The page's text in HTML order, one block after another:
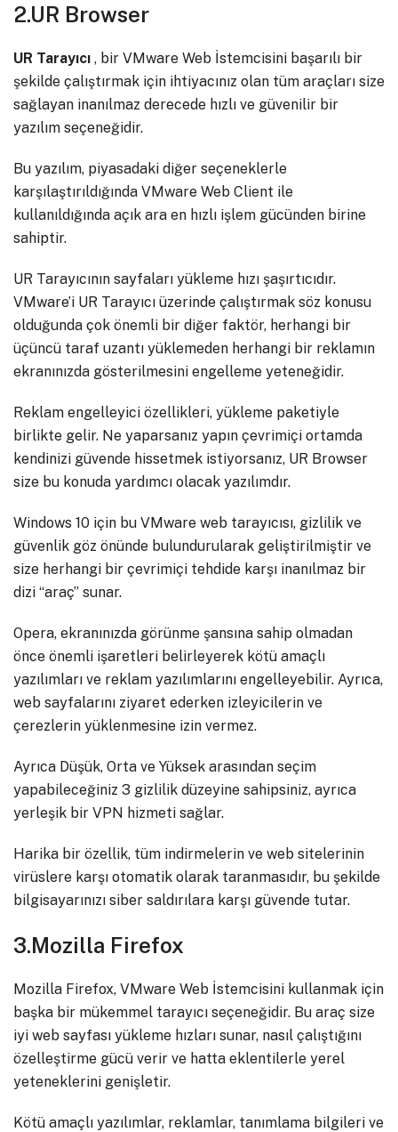
2.UR Browser
UR Tarayıcı , bir VMware Web İstemcisini başarılı bir
şekilde çalıştırmak için ihtiyacınız olan tüm araçları size
sağlayan inanılmaz derecede hızlı ve güvenilir bir
yazılım seçeneğidir.
Bu yazılım, piyasadaki diğer seçeneklerle
karşılaştırıldığında VMware Web Client ile
kullanıldığında açık ara en hızlı işlem gücünden birine
sahiptir.
UR Tarayıcının sayfaları yükleme hızı şaşırtıcıdır.
VMware’i UR Tarayıcı üzerinde çalıştırmak söz konusu
olduğunda çok önemli bir diğer faktör, herhangi bir
üçüncü taraf uzantı yüklemeden herhangi bir reklamın
ekranınızda gösterilmesini engelleme yeteneğidir.
Reklam engelleyici özellikleri, yükleme paketiyle
birlikte gelir. Ne yaparsanız yapın çevrimiçi ortamda
kendinizi güvende hissetmek istiyorsanız, UR Browser
size bu konuda yardımcı olacak yazılımdır.
Windows 10 için bu VMware web tarayıcısı, gizlilik ve
güvenlik göz önünde bulundurularak geliştirilmiştir ve
size herhangi bir çevrimiçi tehdide karşı inanılmaz bir
dizi “araç” sunar.
Opera, ekranınızda görünme şansına sahip olmadan
önce önemli işaretleri belirleyerek kötü amaçlı
yazılımları ve reklam yazılımlarını engelleyebilir. Ayrıca,
web sayfalarını ziyaret ederken izleyicilerin ve
çerezlerin yüklenmesine izin vermez.
Ayrıca Düşük, Orta ve Yüksek arasından seçim
yapabileceğiniz 3 gizlilik düzeyine sahipsiniz, ayrıca
yerleşik bir VPN hizmeti sağlar.
Harika bir özellik, tüm indirmelerin ve web sitelerinin
virüslere karşı otomatik olarak taranmasıdır, bu şekilde
bilgisayarınızı siber saldırılara karşı güvende tutar.
3.Mozilla Firefox
Mozilla Firefox, VMware Web İstemcisini kullanmak için
başka bir mükemmel tarayıcı seçeneğidir. Bu araç size
iyi web sayfası yükleme hızları sunar, nasıl çalıştığını
özelleştirme gücü verir ve hatta eklentilerle yerel
yeteneklerini genişletir.
Kötü amaçlı yazılımlar, reklamlar, tanımlama bilgileri ve